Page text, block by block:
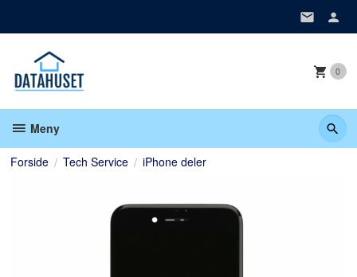
0
Meny
Forside Tech Service iPhone deler